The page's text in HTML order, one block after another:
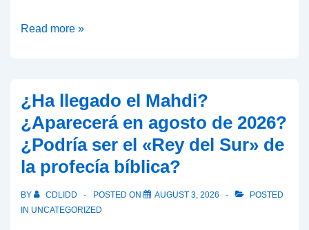
USA
distorsiones
faciales
con
hundimiento
causadas
Read more »
¿Ha llegado el Mahdi?
¿Aparecerá en agosto de 2026?
¿Podría ser el «Rey del Sur» de
la profecía bíblica?
BY CDLIDD POSTED ON AUGUST 3, 2026
POSTED
IN UNCATEGORIZED